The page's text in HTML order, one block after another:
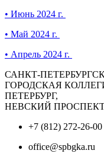
• Июнь 2024 г.
• Май 2024 г.
• Апрель 2024 г.
САНКТ-
ГОРОДСКАЯ
ПЕТЕРБУРГ,
НЕВСКИЙ
+7 (812) 272-26-00
office@spbgka.ru